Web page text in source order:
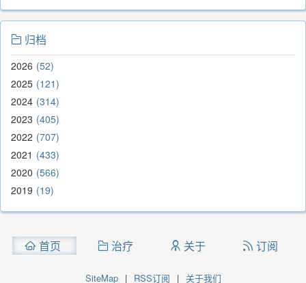
归档
2026 52
2025 121
2024 314
2023 405
2022 707
2021
433
2020 566
2019 19
首页 治疗 关于 订阅
SiteMap | RSS订阅 | 关于我们